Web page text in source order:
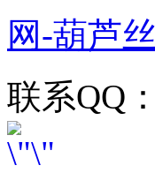
网-葫芦
联系QQ